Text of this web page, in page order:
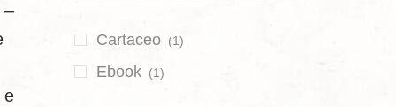
–
e
Cartaceo (1)
Ebook (1)